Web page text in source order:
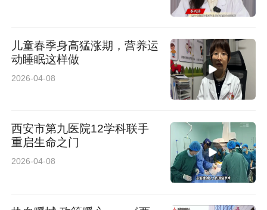
儿童春季身高猛涨期，营养运
动睡眠这样做
2026-04-08
西安市第九医院12学科联手
重启生命之门
2026-04-08